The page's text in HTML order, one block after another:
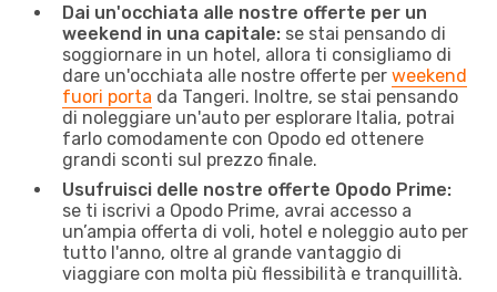
Dai un'occhiata alle nostre offerte per un
weekend in una capitale: se stai pensando di
soggiornare in un hotel, allora ti consigliamo di
dare un'occhiata alle nostre offerte per weekend
fuori porta da Tangeri. Inoltre, se stai pensando
di noleggiare un'auto per esplorare Italia, potrai
farlo comodamente con Opodo ed ottenere
grandi sconti sul prezzo finale.
Usufruisci delle nostre offerte Opodo Prime:
se ti iscrivi a Opodo Prime, avrai accesso a
un’ampia offerta di voli, hotel e noleggio auto per
tutto l'anno, oltre al grande vantaggio di
viaggiare con molta più flessibilità e tranquillità.